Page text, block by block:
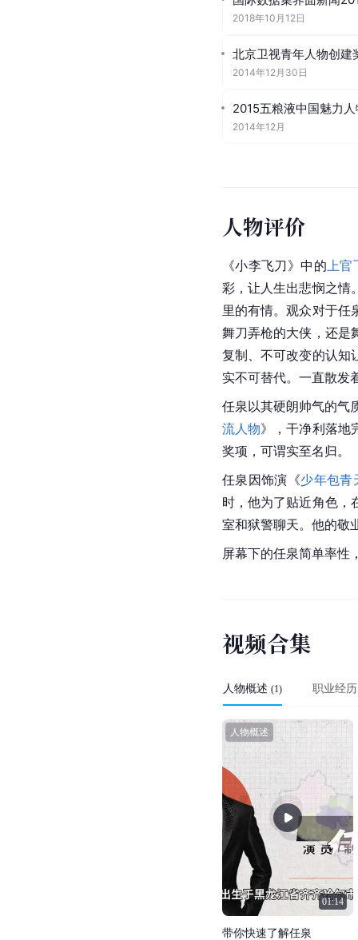
2018年10月12日
北京卫视青年人物创建
2014年12月30日
2015五粮液中国魅力
2014年12月
人物评价
《小李飞刀》中的 上官
彩，让人生出悲悯之情
里的有情。观众对于任
舞刀弄枪的大侠，还是
复制、不可改变的认知
实不可替代。一直散发
任泉以其硬朗帅气的气
流人物》，干净利落地
奖项，可谓实至名归。
任泉因饰演《少年包青
时，他为了贴近角色，
室和狱警聊天。他的敬
屏幕下的任泉简单率性
视频合集
人物概述 (1) 职业经历
01:14
人物概述
带你快速了解任泉